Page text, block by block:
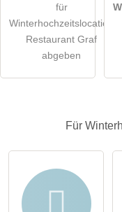
Die Datenschutzerklärung
öffentliche Frage
Hinweis:Bitte
für
Winterhochzeitslocation
Restaurant Graf
abgeben
Für